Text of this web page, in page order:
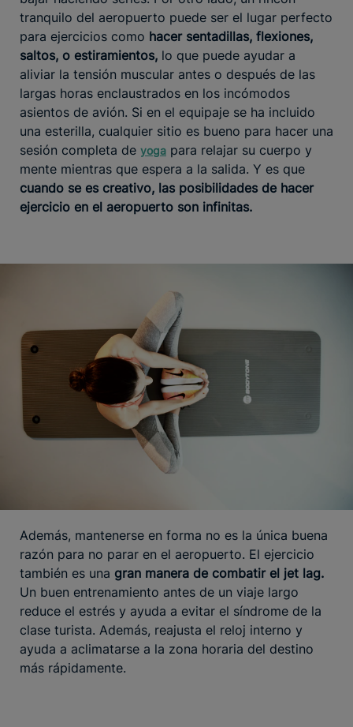
tranquilo del aeropuerto puede ser el lugar perfecto
para ejercicios como hacer sentadillas, flexiones,
saltos, o estiramientos, lo que puede ayudar a
aliviar la tensión muscular antes o después de las
largas horas enclaustrados en los incómodos
asientos de avión. Si en el equipaje se ha incluido
una esterilla, cualquier sitio es bueno para hacer una
sesión completa de yoga para relajar su cuerpo y
mente mientras que espera a la salida. Y es que
cuando se es creativo, las posibilidades de hacer
ejercicio en el aeropuerto son infinitas.
Además, mantenerse en forma no es la única buena
razón para no parar en el aeropuerto. El ejercicio
también es una gran manera de combatir el jet lag.
Un buen entrenamiento antes de un viaje largo
reduce el estrés y ayuda a evitar el síndrome de la
clase turista. Además, reajusta el reloj interno y
ayuda a aclimatarse a la zona horaria del destino
más rápidamente.